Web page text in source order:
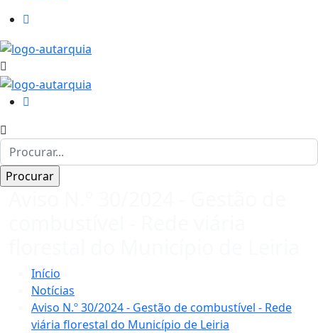
Início
Notícias
Aviso N.º 30/2024 - Gestão de combustível - Rede
viária florestal do Município de Leiria